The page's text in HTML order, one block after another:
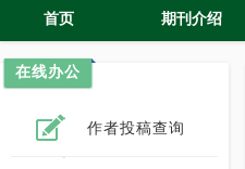
首页 期刊介绍
在线办公
作者投稿查询